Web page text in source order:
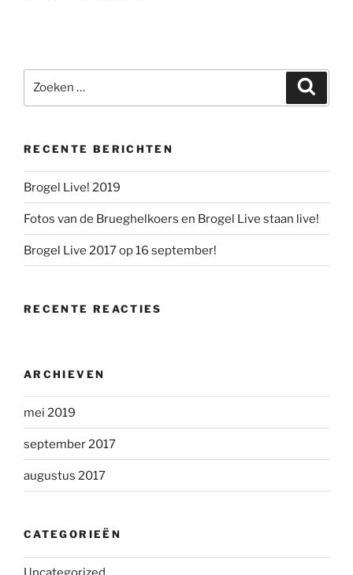
naar:
RECENTE BERICHTEN
Brogel Live! 2019
Fotos van de Brueghelkoers en Brogel Live staan live!
Brogel Live 2017 op 16 september!
RECENTE REACTIES
ARCHIEVEN
mei 2019
september 2017
augustus 2017
CATEGORIEËN